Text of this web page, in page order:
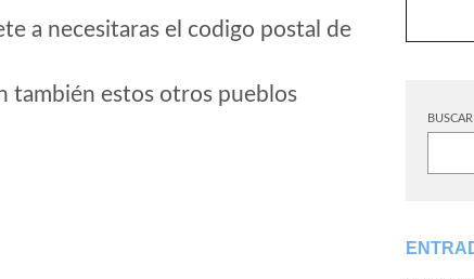
a necesitaras el codigo postal de
también estos otros pueblos
BUSCAR